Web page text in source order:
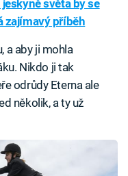
světa by se
zajímavý příběh
a aby ji mohla
Nikdo ji tak
odrůdy Eterna ale
několik, a ty už